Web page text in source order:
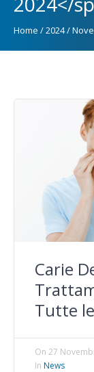
Home /2024/
Carie
Tutte
On 27
In News